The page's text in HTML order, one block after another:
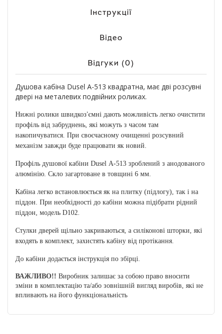
Інструкції
Відео
Відгуки (0)
Душова кабіна Dusel А-513 квадратна, має дві розсувні
двері на металевих подвійних роликах.
Нижні ролики швидкоз'ємні дають можливість легко очистити
профіль від забруднень, які можуть з часом там
накопичуватися. При своєчасному очищенні розсувний
механізм завжди буде працювати як новий.
Профіль душової кабіни Dusel А-513 зроблений з анодованого
алюмінію. Скло загартоване в товщині 6 мм.
Кабіна легко встановлюється як на плитку (підлогу), так і на
піддон. При необхідності до кабіни можна підібрати рідний
піддон, модель D102.
Стулки дверей щільно закриваються, а силіконові шторки, які
входять в комплект, захистять кабіну від протікання.
До кабіни додається інструкція по збірці.
ВАЖЛИВО!! Виробник залишає за собою право вносити
зміни в комплектацію та/або зовнішній вигляд виробів, які не
впливають на його функціональність